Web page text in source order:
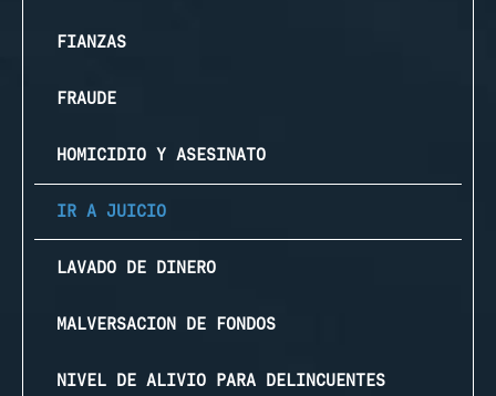
FIANZAS
FRAUDE
HOMICIDIO Y ASESINATO
IR A JUICIO
LAVADO DE DINERO
MALVERSACION DE FONDOS
NIVEL DE ALIVIO PARA DELINCUENTES